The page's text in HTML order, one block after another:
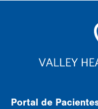
Portal de